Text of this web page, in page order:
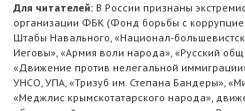
Для читателей: В России признаны
организации ФБК (Фонд борьбы с
Штабы Навального, «Национал-
Иеговы», «Армия воли народа», «Русский
«Движение против нелегальной
УНСО, УПА, «Тризуб им. Степана Бандеры»,
«Меджлис крымскотатарского народа»,